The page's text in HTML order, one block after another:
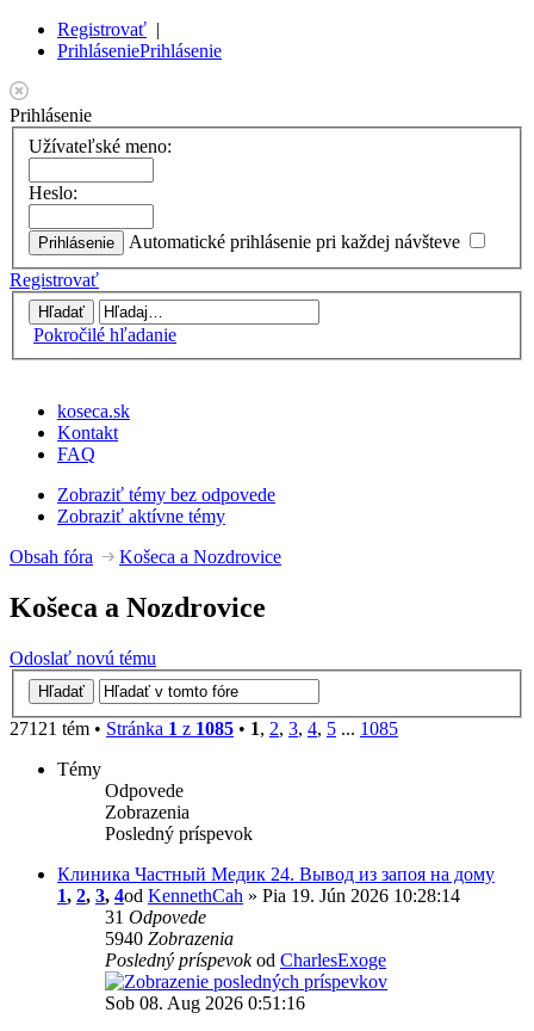
Registrovať |
PrihláseniePrihlásenie
Prihlásenie
Užívateľské meno:
Heslo:
Automatické prihlásenie pri každej návšteve
Registrovať
Pokročilé hľadanie
koseca.sk
Kontakt
FAQ
Zobraziť témy bez odpovede
Zobraziť aktívne témy
Obsah fóra
Košeca a Nozdrovice
Košeca a Nozdrovice
Odoslať novú tému
27121 tém • Stránka 1 z 1085 • 1, 2, 3, 4, 5 ... 1085
Témy
Odpovede
Zobrazenia
Posledný príspevok
Клиника Частный Медик 24. Вывод из запоя на дому
1, 2, 3, 4od KennethCah » Pia 19. Jún 2026 10:28:14
31 Odpovede
5940 Zobrazenia
Posledný príspevokod CharlesExoge
Sob 08. Aug 2026 0:51:16